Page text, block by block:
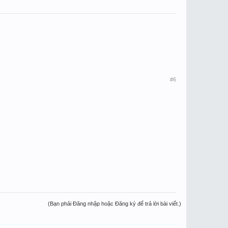
#6
(Bạn phải Đăng nhập hoặc Đăng ký để trả lời bài viết.)